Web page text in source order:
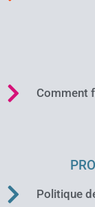
Comment
Politique